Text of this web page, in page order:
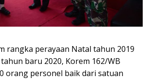
rangka perayaan Natal tahun 2019
baru 2020, Korem 162/WB
orang personel baik dari satuan